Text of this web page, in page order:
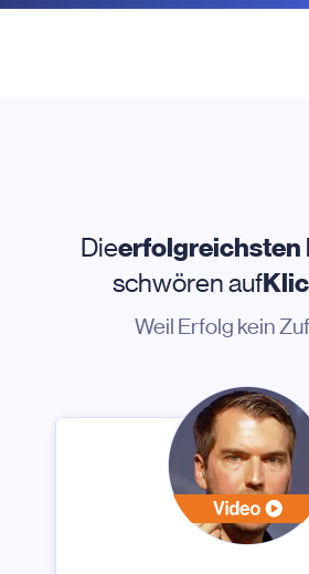
Dieerfolgreichsten
schwören auf
Weil Erfolg kein